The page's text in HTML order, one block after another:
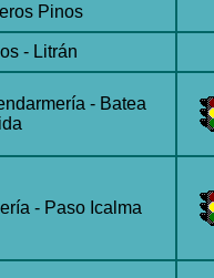
Pinos
- Litrán
- Batea
- Paso Icalma